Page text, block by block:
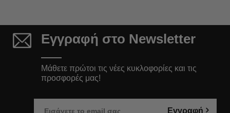
Εγγραφή στο Newsletter
Μάθετε πρώτοι τις νέες κυκλοφορίες και τις
προσφορές μας!
Εγγραφή